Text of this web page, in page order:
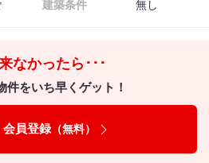
建築条件 無し
なかったら･･･
をいち早くゲット！
会員登録（無料）